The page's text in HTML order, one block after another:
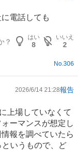
電話しても
？
はい
8
いいえ
2
No.306
2026/6/14 21:28報告
上場していなくて
ーマンスが想定し
報を調べていたら
いうもので、ど